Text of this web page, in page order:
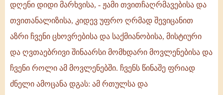
დღენი დიდი მარხვისა, - ჟამი თვითჩაღრმავებისა და
თვითანალიზისა, კიდევ უფრო ღრმად შევიცანით
აზრი ჩვენი ცხოვრებისა და საქმიანობისა, მისტიური
და ღვთაებრივი შინაარსი მომხდარი მოვლენებისა და
ჩვენი როლი ამ მოვლენებში. ჩვენს წინაშე ფრიად
ძნელი ამოცანა დგას: ამ რთულსა და